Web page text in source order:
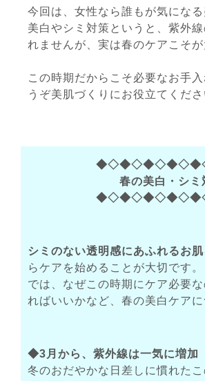
今回は、女性なら誰もが気にな
美白やシミ対策というと、紫外
れませんが、実は春のケアこそが
この時期だからこそ必要なお手
うぞ美肌づくりにお役立てくださ
春の美白・シミ
シミのない透明感にあふれるお
らケアを始めることが大切です。
では、なぜこの時期にケア必要
ればいいかなど、春の美白ケア
◆3月から、紫外線は一気に増加
冬のおだやかな日差しに慣れた